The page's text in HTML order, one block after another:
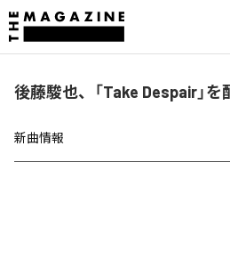
後藤駿也、「Take Despair」を
新曲情報